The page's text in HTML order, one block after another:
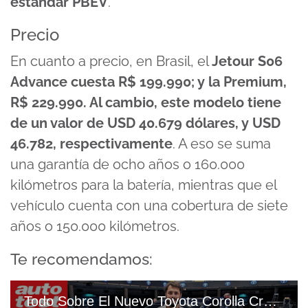
Precio
En cuanto a precio, en Brasil, elJetour S06
Advance cuesta R$ 199.990; y la Premium,
R$ 229.990. Al cambio, este modelo tiene
de un valor de USD 40.679 dólares, y USD
46.782, respectivamente. A eso se suma
una garantía de ocho años o 160.000
kilómetros para la batería, mientras que el
vehículo cuenta con una cobertura de siete
años o 150.000 kilómetros.
Te recomendamos:
Todo Sobre El Nuevo Toyota Corolla Cross